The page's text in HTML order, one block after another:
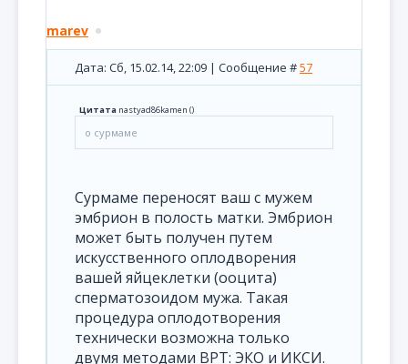
marev
Дата: Сб, 15.02.14, 22:09 | Сообщение #57
Цитата nastyad86kamen ()
о сурмаме
Сурмаме переносят ваш с мужем
эмбрион в полость матки. Эмбрион
может быть получен путем
искусственного оплодворения
вашей яйцеклетки (ооцита)
сперматозоидом мужа. Такая
процедура оплодотворения
технически возможна только
двумя методами ВРТ: ЭКО и ИКСИ.